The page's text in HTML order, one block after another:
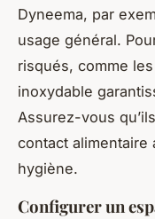
Dyneema, par
usage général.
risqués, comme
inoxydable
Assurez-vous
contact
hygiène.
Configurer un